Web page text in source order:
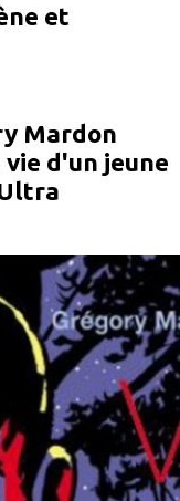
et
Mardon
d'un jeune